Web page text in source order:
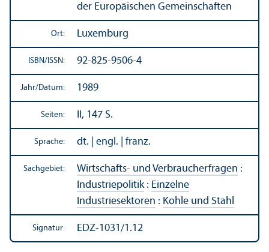
der Europäischen Gemeinschaften
Ort: Luxemburg
ISBN/ ISSN: 92-825-9506-4
Jahr/Datum: 1989
Seiten: II, 147 S.
Sprache: dt. | engl. | franz.
Sachgebiet: Wirtschafts- und Verbraucherfragen :
Industriepolitik: Einzelne
Industriesektoren : Kohle und Stahl
Signatur: EDZ-1031/1.12